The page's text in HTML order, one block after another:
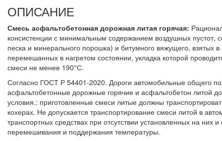
ОПИСАНИЕ
Смесь асфальтобетонная дорожная литая горячая:
консистенции с минимальным содержанием воздушных пустот,
песка и минерального порошка) и битумного вяжущего, взятых
перемешанных в нагретом состоянии, укладка которой
смеси не менее 190°С.
Согласно ГОСТ Р 54401-2020. Дороги автомобильные общего
асфальтобетонные дорожные горячие и асфальтобетон литой
условия.: приготовленные смеси литые должны
кохерах. Не допускается транспортирование смеси литой в
транспортных средствах при отсутствии установленных на
перемешивания и поддержания температуры.